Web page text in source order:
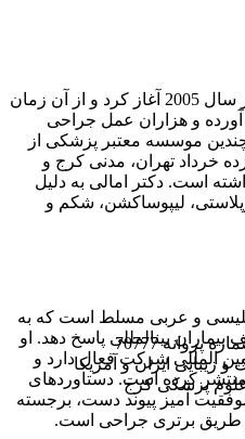
دکتر امالی عمل جراحی خود را در سال 2005 آغاز کرد و از آن زمان
آورده و هزاران عمل جراحی
موسسه معتبر پزشکی از
خرداد تهران، مدنی کرج و
است. دکتر امالی به دلیل
لیپوساکشن، شکم و
و عربی مسلط است که به
بیماران بینالمللی پاسخ دهد. او
المللی شرکت فعال دارد و
کرده است. دستاوردهای
آمیز پیوند دست، برجسته
طریق برتری جراحی است.
70777
زیبایی ایران و آمریکا
پزشکی کرج